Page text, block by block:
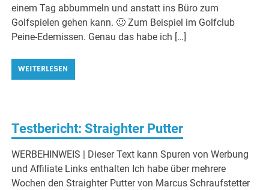
einem Tag abbummeln und anstatt ins Büro zum
Golfspielen gehen kann. 🙂 Zum Beispiel im Golfclub
Peine-Edemissen. Genau das habe ich […]
WEITERLESEN
Testbericht: Straighter Putter
WERBEHINWEIS | Dieser Text kann Spuren von Werbung
und Affiliate Links enthalten Ich habe über mehrere
Wochen den Straighter Putter von Marcus Schraufstetter